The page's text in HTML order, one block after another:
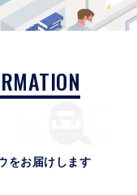
をお届けします